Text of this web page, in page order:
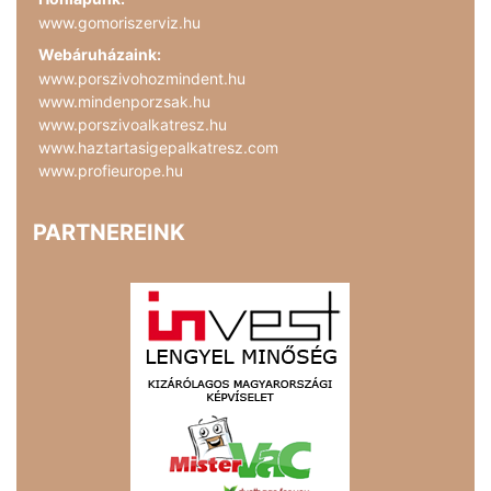
www.gomoriszerviz.hu
Webáruházaink:
www.porszivohozmindent.hu
www.mindenporzsak.hu
www.porszivoalkatresz.hu
www.haztartasigepalkatresz.com
www.profieurope.hu
PARTNEREINK